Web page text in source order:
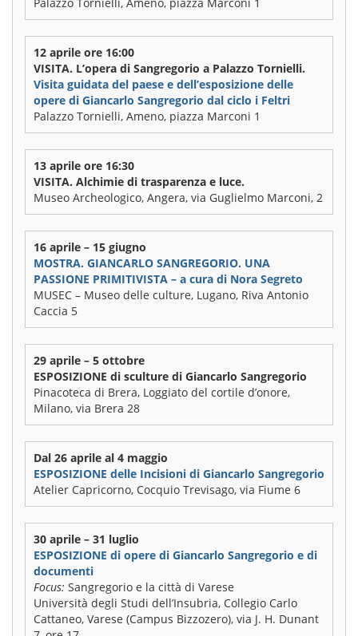
12 aprile ore 16:00
VISITA. L’opera di Sangregorio a Palazzo Tornielli.
Visita guidata del paese e dell’esposizione delle
opere di Giancarlo Sangregorio dal ciclo i Feltri
Palazzo Tornielli, Ameno, piazza Marconi 1
13 aprile ore 16:30
VISITA. Alchimie di trasparenza e luce.
Museo Archeologico, Angera, via Guglielmo Marconi, 2
16 aprile – 15 giugno
MOSTRA. GIANCARLO SANGREGORIO. UNA
PASSIONE PRIMITIVISTA – a cura di Nora Segreto
MUSEC – Museo delle culture, Lugano, Riva Antonio
Caccia 5
29 aprile – 5 ottobre
ESPOSIZIONE di sculture di Giancarlo Sangregorio
Pinacoteca di Brera, Loggiato del cortile d’onore,
Milano, via Brera 28
Dal 26 aprile al 4 maggio
ESPOSIZIONE delle Incisioni di Giancarlo Sangregorio
Atelier Capricorno, Cocquio Trevisago, via Fiume 6
30 aprile – 31 luglio
ESPOSIZIONE di opere di Giancarlo Sangregorio e di
documenti
Focus: Sangregorio e la città di Varese
Università degli Studi dell’Insubria, Collegio Carlo
Cattaneo, Varese (Campus Bizzozero), via J. H. Dunant